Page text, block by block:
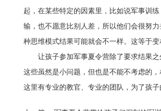
起，在某些特定的因素里，比如说军事训
输，也不愿意比别人差，所以他们会很努
种思维模式结果可能就会不一样。这等于
让孩子参加军事夏令营除了要求结果之
这些虽然是小问题，但也是不能不考虑的
这里有专业的教官、专业的团队，为了孩